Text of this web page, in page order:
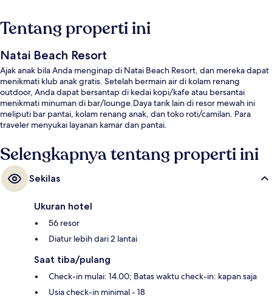
Tentang properti ini
Natai Beach Resort
Ajak anak bila Anda menginap di Natai Beach Resort, dan mereka dapat
menikmati klub anak gratis. Setelah bermain air di kolam renang
outdoor, Anda dapat bersantap di kedai kopi/kafe atau bersantai
menikmati minuman di bar/lounge.Daya tarik lain di resor mewah ini
meliputi bar pantai, kolam renang anak, dan toko roti/camilan. Para
traveler menyukai layanan kamar dan pantai.
Selengkapnya tentang properti ini
Sekilas
Ukuran hotel
56 resor
Diatur lebih dari 2 lantai
Saat tiba/pulang
Check-in mulai: 14.00; Batas waktu check-in: kapan saja
Usia check-in minimal - 18